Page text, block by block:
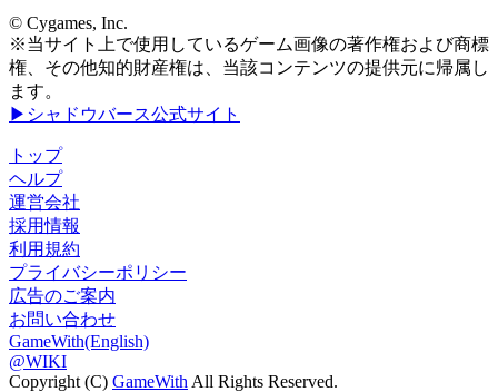
© Cygames, Inc.
※当サイト上で使用しているゲーム画像の著作権および商標
権、その他知的財産権は、当該コンテンツの提供元に帰属し
ます。
▶シャドウバース公式サイト
トップ
ヘルプ
運営会社
採用情報
利用規約
プライバシーポリシー
広告のご案内
お問い合わせ
GameWith(English)
@WIKI
Copyright (C) GameWith All Rights Reserved.